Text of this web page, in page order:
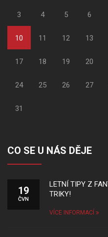
3 4 5 6
10 11 12 13
17 18 19 20
24 25 26 27
31
CO SE U NÁS DĚJE
19
ČVN
LETNÍ TIPY Z
TRIKY!
VÍCE INFORMACÍ